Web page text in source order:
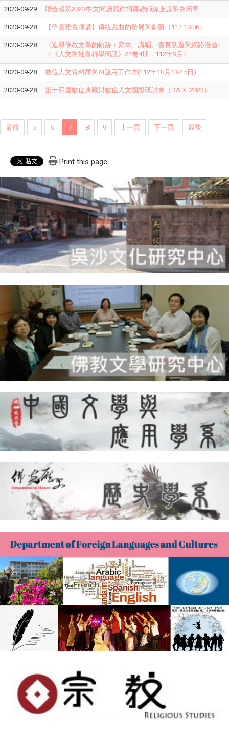
2023-09-29 聯合報系2023中文閱讀寫作招募教師線上說明會簡章
2023-09-28 【停雲雅會演講】傳統戲曲的發展與創新（112.10.06）
2023-09-28
〈追尋佛教文學的軌跡：寫本、講唱、書頁臥遊與網路漫遊〉
（《人文與社會科學簡訊》24卷4期，112年9月）
2023-09-28 數位人文資料庫與AI運用工作坊(112年10月13-15日)
2023-09-28 第十四屆數位典藏與數位人文國際研討會（DADH2023）
最前 5 6 7 8 9 上一頁 下一頁 最後
Print this page